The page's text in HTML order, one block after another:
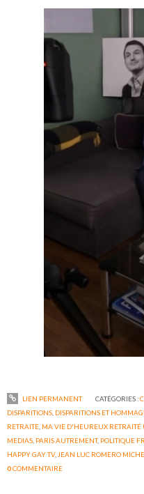
LIEN PERMANENT CATÉGORIES :
DISPARITIONS, DISPARITIONS ET
RETRAITE, MA VIE D'HEUREUX RETRAITÉ
MEDIAS, PARIS AUTREMENT, POLITIQUE
HAPPY GAY TV,JEAN LUC ROMERO
0COMMENTAIRE